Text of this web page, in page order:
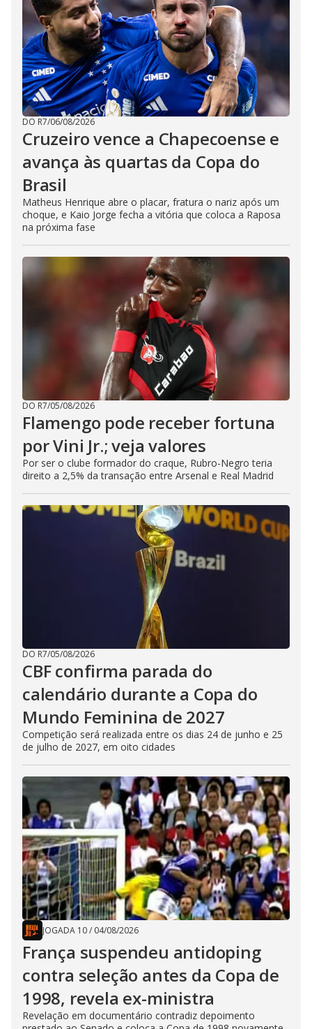
DO R7/06/08/2026
Cruzeiro vence a Chapecoense e
avança às quartas da Copa do
Brasil
Matheus Henrique abre o placar, fratura o nariz após um
choque, e Kaio Jorge fecha a vitória que coloca a Raposa
na próxima fase
DO R7/05/08/2026
Flamengo pode receber fortuna
por Vini Jr.; veja valores
Por ser o clube formador do craque, Rubro-Negro teria
direito a 2,5% da transação entre Arsenal e Real Madrid
DO R7/05/08/2026
CBF confirma parada do
calendário durante a Copa do
Mundo Feminina de 2027
Competição será realizada entre os dias 24 de junho e 25
de julho de 2027, em oito cidades
JOGADA 10/ 04/08/2026
França suspendeu antidoping
contra seleção antes da Copa de
1998, revela ex-ministra
Revelação em documentário contradiz depoimento